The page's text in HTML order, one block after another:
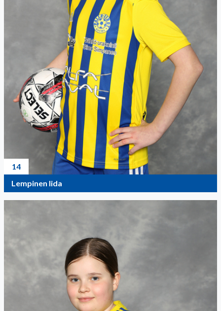
14
Lempinen Iida